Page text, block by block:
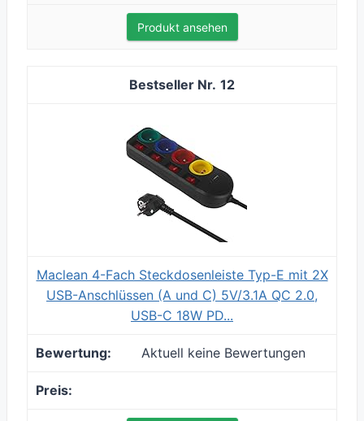
Produkt ansehen
12
Maclean 4-Fach Steckdosenleiste Typ-E mit 2X
USB-Anschlüssen (A und C) 5V/3.1A QC 2.0,
USB-C 18W PD...
Aktuell keine Bewertungen